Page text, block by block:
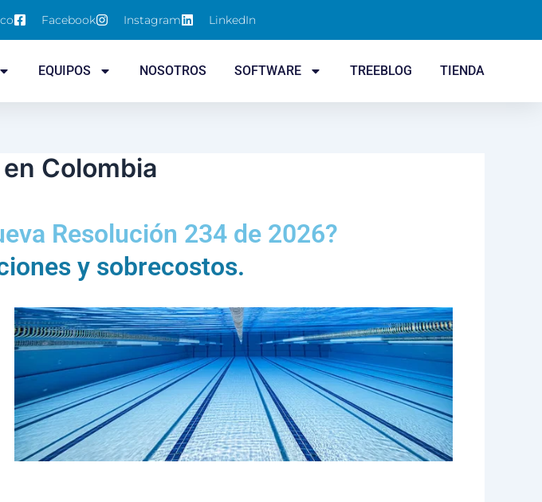
Facebook Instagram LinkedIn
EQUIPOS NOSOTROS SOFTWARE TREEBLOG TIENDA
Colombia
Resolución 234 de 2026?
y sobrecostos.